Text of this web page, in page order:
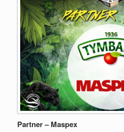
Partner – Maspex